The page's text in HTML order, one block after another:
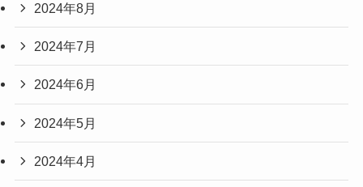
2024年8月
2024年7月
2024年6月
2024年5月
2024年4月